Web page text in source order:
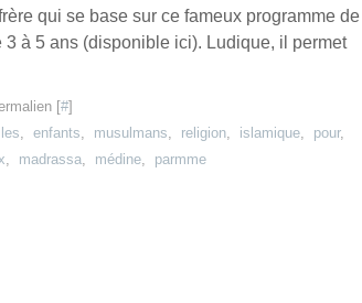
qui se base sur ce fameux programme de
à 5 ans (disponible ici). Ludique, il permet
[#]
les, enfants, musulmans, religion, islamique, pour,
, madrassa, médine, parmme